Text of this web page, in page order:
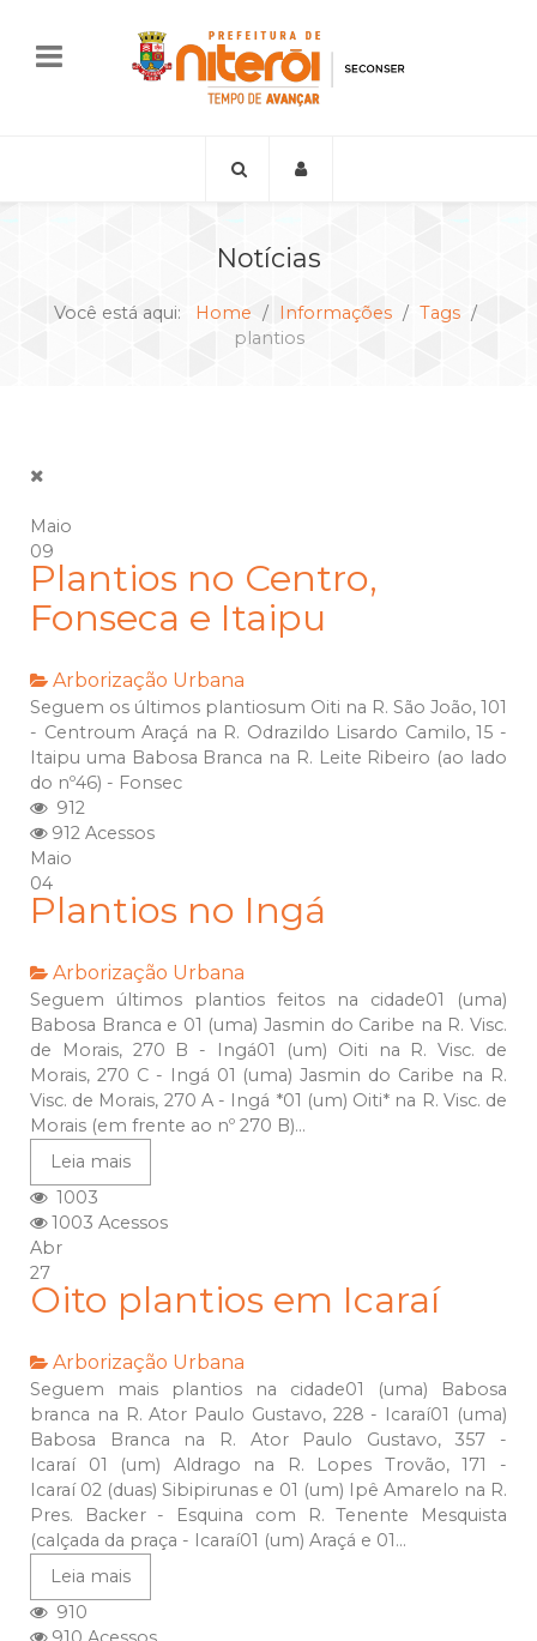
Notícias
Você está aqui: Home Informações
Tags
plantios
Maio
09
Plantios no Centro,
Fonseca e Itaipu
Arborização Urbana
Seguem os últimos plantiosum Oiti na R. São João, 101
- Centroum Araçá na R. Odrazildo Lisardo Camilo, 15 -
Itaipu uma Babosa Branca na R. Leite Ribeiro (ao lado
do nº46) - Fonsec
912
912 Acessos
Maio
04
Plantios no Ingá
Arborização Urbana
Seguem últimos plantios feitos na cidade01 (uma)
Babosa Branca e 01 (uma) Jasmin do Caribe na R. Visc.
de Morais, 270 B - Ingá01 (um) Oiti na R. Visc. de
Morais, 270 C - Ingá 01 (uma) Jasmin do Caribe na R.
Visc. de Morais, 270 A - Ingá *01 (um) Oiti* na R. Visc. de
Morais (em frente ao nº 270 B)...
Leia mais
1003
1003 Acessos
Abr
27
Oito plantios em Icaraí
Arborização Urbana
Seguem mais plantios na cidade01 (uma) Babosa
branca na R. Ator Paulo Gustavo, 228 - Icaraí01 (uma)
Babosa Branca na R. Ator Paulo Gustavo, 357 -
Icaraí 01 (um) Aldrago na R. Lopes Trovão, 171 -
Icaraí 02 (duas) Sibipirunas e 01 (um) Ipê Amarelo na R.
Pres. Backer - Esquina com R. Tenente Mesquista
(calçada da praça - Icaraí01 (um) Araçá e 01...
Leia mais
910